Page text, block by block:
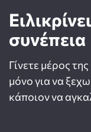
συνέπεια
Γίνετε μέρος
μόνο για να
κάποιον να